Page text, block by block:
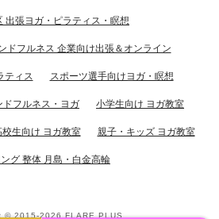
出張ヨガ・ピラティス・瞑想
ドフルネス 企業向け出張＆オンライン
ティス スポーツ選手向けヨガ・瞑想
フルネス・ヨガ 小学生向け ヨガ教室
校生向け ヨガ教室 親子・キッズ ヨガ教室
グ 整体 月島・白金高輪
© 2015-2026FLARE PLUS